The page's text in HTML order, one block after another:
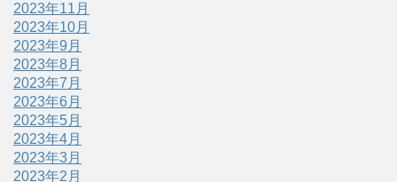
2023年11月
2023年10月
2023年9月
2023年8月
2023年7月
2023年6月
2023年5月
2023年4月
2023年3月
2023年2月